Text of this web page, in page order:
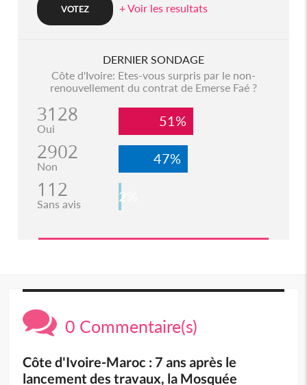
+ Voir les resultats
DERNIER SONDAGE
Côte d'Ivoire: Etes-vous surpris par le non-
renouvellement du contrat de Emerse Faé ?
3128
Oui 51%
2902
Non 47%
112
Sans avis 2%
0 Commentaire(s)
Côte d'Ivoire-Maroc : 7 ans après le
lancement des travaux, la Mosquée